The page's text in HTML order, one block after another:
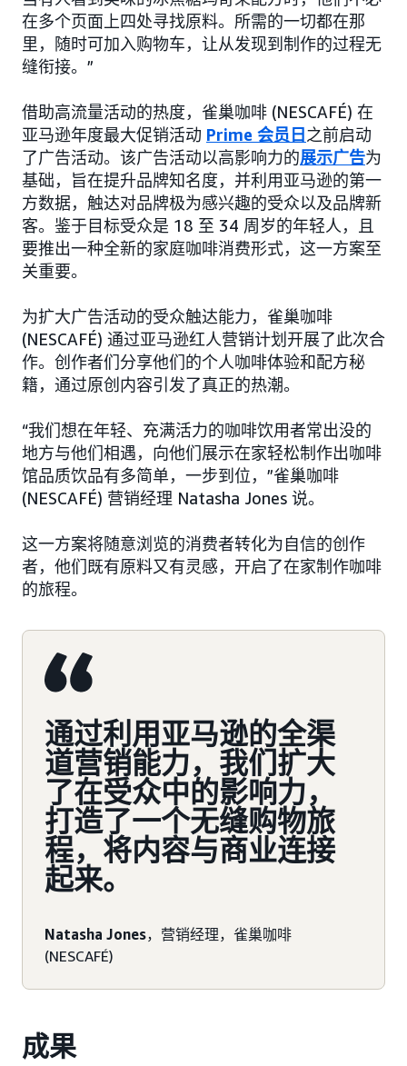
在多个页面上四处寻找原料。所需的一切都在那
里，随时可加入购物车，让从发现到制作的过程无
缝衔接。”
借助高流量活动的热度，雀巢咖啡 (NESCAFÉ) 在
亚马逊年度最大促销活动 Prime 会员日 之前启动
了广告活动。该广告活动以高影响力的展示广告为
基础，旨在提升品牌知名度，并利用亚马逊的第一
方数据，触达对品牌极为感兴趣的受众以及品牌新
客。鉴于目标受众是 18 至 34 周岁的年轻人，且
要推出一种全新的家庭咖啡消费形式，这一方案至
关重要。
为扩大广告活动的受众触达能力，雀巢咖啡
(NESCAFÉ) 通过亚马逊红人营销计划开展了此次合
作。创作者们分享他们的个人咖啡体验和配方秘
籍，通过原创内容引发了真正的热潮。
“我们想在年轻、充满活力的咖啡饮用者常出没的
地方与他们相遇，向他们展示在家轻松制作出咖啡
馆品质饮品有多简单，一步到位，”雀巢咖啡
(NESCAFÉ) 营销经理 Natasha Jones 说。
这一方案将随意浏览的消费者转化为自信的创作
者，他们既有原料又有灵感，开启了在家制作咖啡
的旅程。
通过利用亚马逊的全渠
道营销能力，我们扩大
了在受众中的影响力，
打造了一个无缝购物旅
程，将内容与商业连接
起来。
Natasha Jones，营销经理，雀巢咖啡
(NESCAFÉ)
成果